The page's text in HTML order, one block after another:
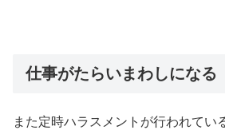
仕事がたらいまわしになる
また定時ハラスメントが行われてい